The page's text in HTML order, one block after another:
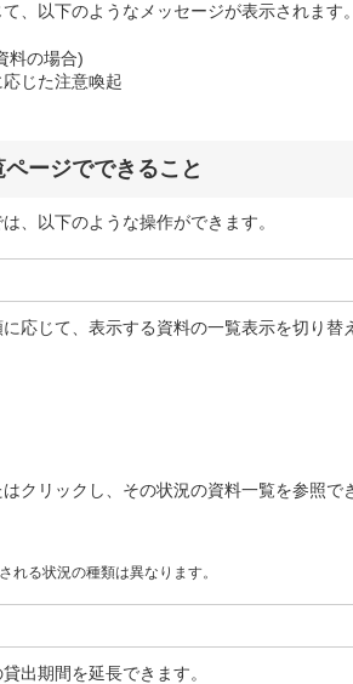
、以下のようなメッセージが表示されます。
料の場合)
じた注意喚起
ージでできること
、以下のような操作ができます。
応じて、表示する資料の一覧表示を切り替
クリックし、その状況の資料一覧を参照で
れる状況の種類は異なります。
出期間を延長できます。